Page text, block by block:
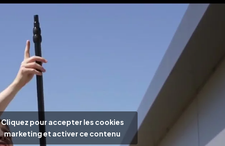
Cliquez pour accepter les cookies
marketing et activer ce contenu